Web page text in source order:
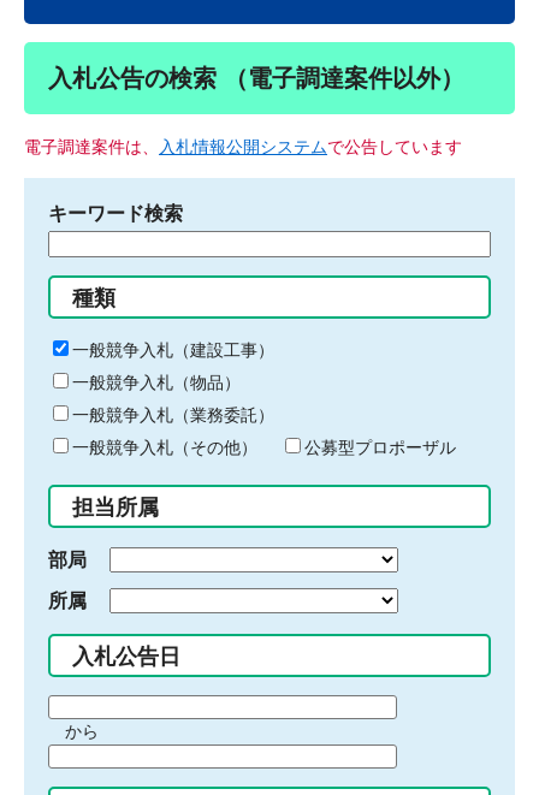
入札公告の検索 （電子調達案件以外）
電子調達案件は、 入札情報公開システムで公告しています
キーワード検索
る
キ
ー
ワ
ー
ド
入
力
種類
一般競争入札（建設工事）
一般競争入札（物品）
一般競争入札（業務委託）
一般競争入札（その他）
公募型プロポーザル
担当所属
部局
所属
入札公告日
間
始
から
間